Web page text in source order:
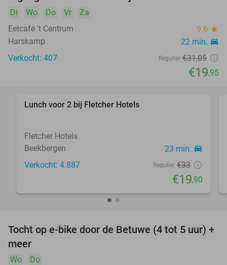
Di Wo Do Vr
Za
Eetcafé 't Centrum
9.6 star
Harskamp 22 min. directions_car
Verkocht: 407 Regulier €31,05
€19,95
Lunch voor 2 bij Fletcher Hotels
Fletcher Hotels
Beekbergen
23 min. directions_car
Verkocht: 4.887 Regulier €33
€19,90
35%
Tocht op e-bike door de Betuwe (4 tot 5 uur) +
meer
Wo
Do